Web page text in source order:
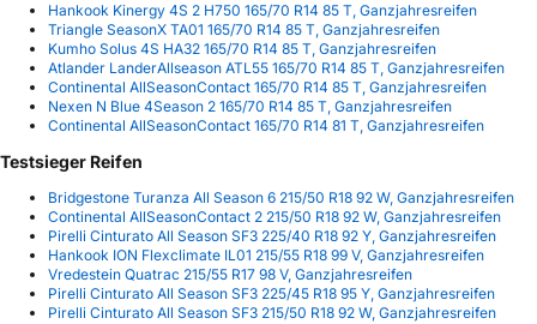
Hankook Kinergy 4S 2 H750 165/70 R14 85 T, Ganzjahresreifen
Triangle SeasonX TA01 165/70 R14 85 T, Ganzjahresreifen
Kumho Solus 4S HA32 165/70 R14 85 T, Ganzjahresreifen
Atlander LanderAllseason ATL55 165/70 R14 85 T, Ganzjahresreifen
Continental AllSeasonContact 165/70 R14 85 T, Ganzjahresreifen
Nexen N Blue 4Season 2 165/70 R14 85 T, Ganzjahresreifen
Continental AllSeasonContact 165/70 R14 81 T, Ganzjahresreifen
Testsieger Reifen
Bridgestone Turanza All Season 6 215/50 R18 92 W, Ganzjahresreifen
Continental AllSeasonContact 2 215/50 R18 92 W, Ganzjahresreifen
Pirelli Cinturato All Season SF3 225/40 R18 92 Y, Ganzjahresreifen
Hankook ION Flexclimate IL01 215/55 R18 99 V, Ganzjahresreifen
Vredestein Quatrac 215/55 R17 98 V, Ganzjahresreifen
Pirelli Cinturato All Season SF3 225/45 R18 95 Y, Ganzjahresreifen
Pirelli Cinturato All Season SF3 215/50 R18 92 W, Ganzjahresreifen